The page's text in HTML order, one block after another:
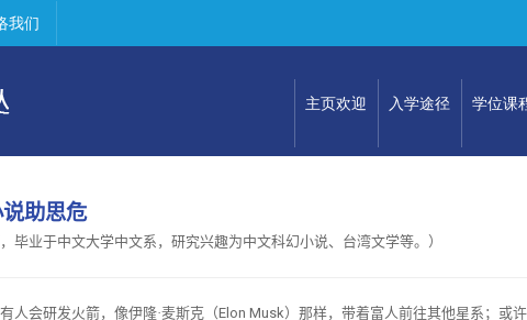
我们
主页欢迎 入学途径 学位课
助思危
业于中文大学中文系，研究兴趣为中文科幻小说、台湾文学等。）
人会研发火箭，像伊隆·麦斯克（Elon Musk）那样，带着富人前往其他星系；或